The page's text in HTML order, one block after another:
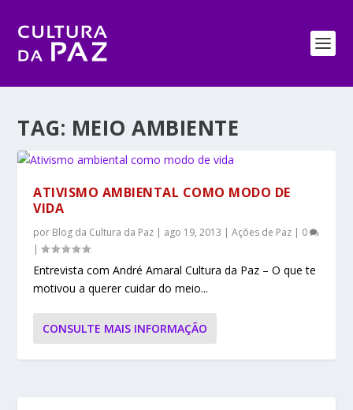
TAG: MEIO AMBIENTE
ATIVISMO AMBIENTAL COMO MODO DE
VIDA
por Blog da Cultura da Paz | ago 19, 2013 |Ações de Paz | 0
|
Entrevista com André Amaral Cultura da Paz – O que te
motivou a querer cuidar do meio...
CONSULTE MAIS INFORMAÇÃO